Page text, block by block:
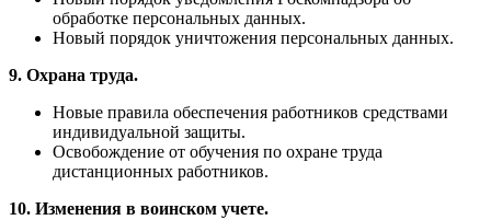
обработке персональных данных.
Новый порядок уничтожения персональных данных.
9. Охрана труда.
Новые правила обеспечения работников средствами
индивидуальной защиты.
Освобождение от обучения по охране труда
дистанционных работников.
10. Изменения в воинском учете.